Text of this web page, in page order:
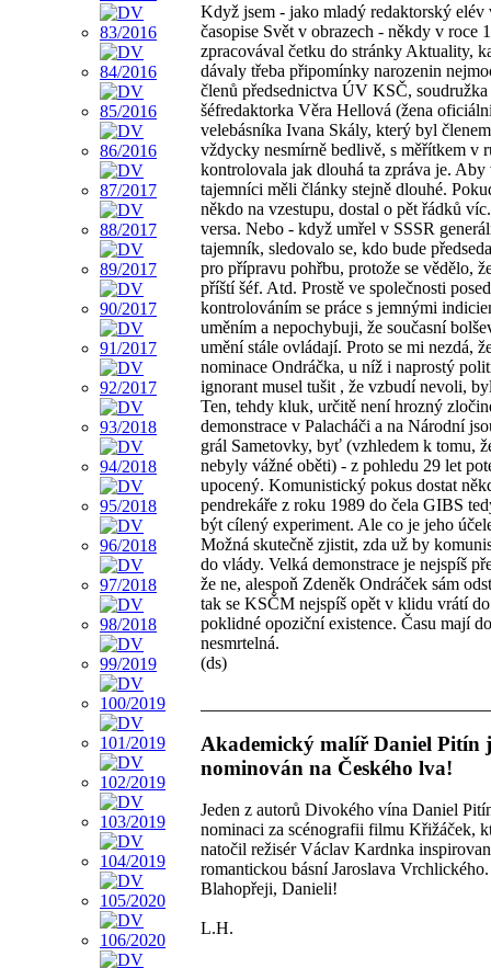
Když jsem - jako mladý redaktorský elév
časopise Svět v obrazech - někdy v roce
zpracovával četku do stránky Aktuality,
dávaly třeba připomínky narozenin
členů předsednictva ÚV KSČ, soudružka
šéfredaktorka Věra Hellová (žena
velebásníka Ivana Skály, který byl
vždycky nesmírně bedlivě, s měřítkem v
kontrolovala jak dlouhá ta zpráva je. Aby
tajemníci měli články stejně dlouhé.
někdo na vzestupu, dostal o pět řádků
versa. Nebo - když umřel v SSSR
tajemník, sledovalo se, kdo bude
pro přípravu pohřbu, protože se vědělo,
příští šéf. Atd. Prostě ve společnosti
kontrolováním se práce s jemnými
uměním a nepochybuji, že současní
umění stále ovládají. Proto se mi nezdá,
nominace Ondráčka, u níž i naprostý
ignorant musel tušit , že vzbudí nevoli,
Ten, tehdy kluk, určitě není hrozný
demonstrace v Palacháči a na Národní
grál Sametovky, byť (vzhledem k tomu,
nebyly vážné oběti) - z pohledu 29 let
upocený. Komunistický pokus dostat
pendrekáře z roku 1989 do čela GIBS
být cílený experiment. Ale co je jeho
Možná skutečně zjistit, zda už by
do vlády. Velká demonstrace je nejspíš
že ne, alespoň Zdeněk Ondráček sám
tak se KSČM nejspíš opět v klidu vrátí
poklidné opoziční existence. Času mají
nesmrtelná.
(ds)
Akademický malíř Daniel Pitín
nominován na Českého lva!
Jeden z autorů Divokého vína Daniel
nominaci za scénografii filmu Křižáček,
natočil režisér Václav Kardnka
romantickou básní Jaroslava Vrchlického.
Blahopřeji, Danieli!
L.H.